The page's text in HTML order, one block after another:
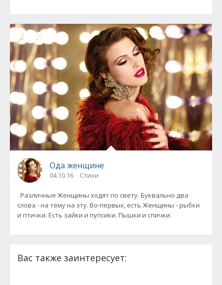
Ода женщине
04.10.16 Стихи
Различные Женщины ходят по свету. Буквально два
слова - на тему на эту. Во-первых, есть Женщины - рыбки
и птички. Есть зайки и пупсики. Пышки и спички.
Вас также заинтересует: